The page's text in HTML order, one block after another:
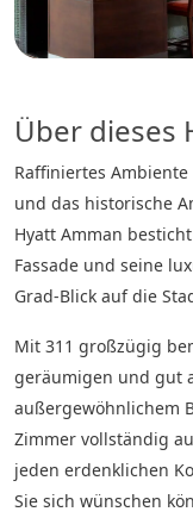
Über dieses
Raffiniertes
und das historische
Hyatt Amman
Fassade und seine
Grad-Blick auf die
Mit 311 großzügig
geräumigen und gut
außergewöhnlichem
Zimmer vollständig
jeden erdenklichen
Sie sich wünschen